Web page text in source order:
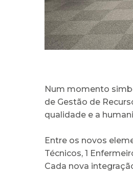
Num momento
de Gestão de
qualidade e a
Entre os novos
Técnicos, 1
Cada nova